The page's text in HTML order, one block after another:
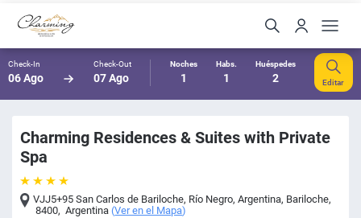
Check-In
06 Ago
Check-Out
07 Ago
Noches
1
Habs.
1
Huéspedes
2 Editar
Charming Residences & Suites with Private
Spa
VJJ5+95 San Carlos de Bariloche, Río Negro, Argentina, Bariloche,
8400, Argentina (Ver en el Mapa)